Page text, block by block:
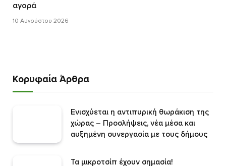
αγορά
10 Αυγούστου 2026
Κορυφαία Άρθρα
Ενισχύεται η αντιπυρική θωράκιση της
χώρας – Προσλήψεις, νέα μέσα και
αυξημένη συνεργασία με τους δήμους
Τα μικροτσίπ έχουν σημασία!